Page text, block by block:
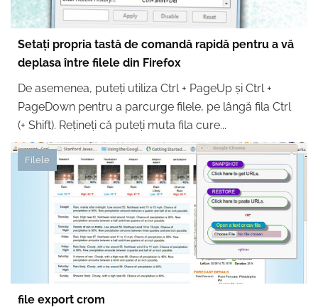
Setați propria tastă de comandă rapidă pentru a vă
deplasa între filele din Firefox
De asemenea, puteți utiliza Ctrl + PageUp și Ctrl +
PageDown pentru a parcurge filele, pe lângă fila Ctrl
(+ Shift). Rețineți că puteți muta fila cure...
Filele
file export crom